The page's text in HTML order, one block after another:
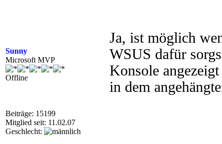
Sunny
Microsoft MVP
Offline
Beiträge: 15199
Mitglied seit: 11.02.07
Geschlecht:
Ja, ist möglich
WSUS dafür
Konsole
in dem